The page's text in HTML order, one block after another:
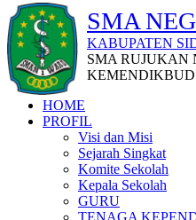
SMA
KABUPATEN
SMA RUJUKAN
KEMENDIKBUD
HOME
PROFIL
Visi dan Misi
Sejarah Singkat
Komite Sekolah
Kepala Sekolah
GURU
TENAGA